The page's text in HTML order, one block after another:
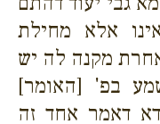
אלא מחילת
מקנה לה יש
בפ' [האומר]
דאמר אחד זה